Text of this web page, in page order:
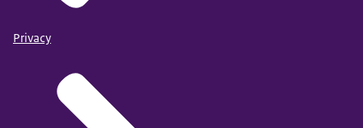
Privacy